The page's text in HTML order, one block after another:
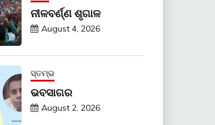
ନୀଳବର୍ଣ୍ଣ ଶୃଗାଳ
August 4, 2026
ସ୍ତମ୍ଭ
ଭବସାଗର
August 2, 2026